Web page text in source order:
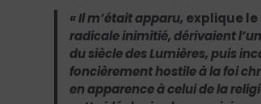
« Il m’était apparu, explique le
radicale inimitié, dérivaient
du siècle des Lumières, puis
foncièrement hostile à la foi
en apparence à celui de la